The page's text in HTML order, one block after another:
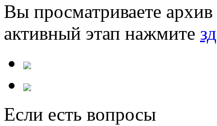
Вы просматриваете
активный этап нажмите
Если есть вопросы